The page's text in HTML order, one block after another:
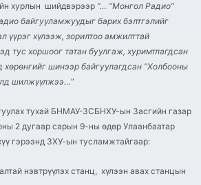
хурлын шийдвэрээр “… “Монгол Радио”
байгууламжуудыг барих бэлтгэлийг
үүрэг хүлээж, зорилтоо амжилттай
тус хоршоог татан буулгаж, хуримтлагдсан
хөрөнгийг шинээр байгуулагдсан “Холбооны
шилжүүлжээ…”
тухай БНМАУ-ЗСБНХУ-ын Засгийн газар
2 дугаар сарын 9-ны өдөр Улаанбаатар
гэрээнд ЗХУ-ын тусламжтайгаар:
нэвтрүүлэх станц, хүлээн авах станцын